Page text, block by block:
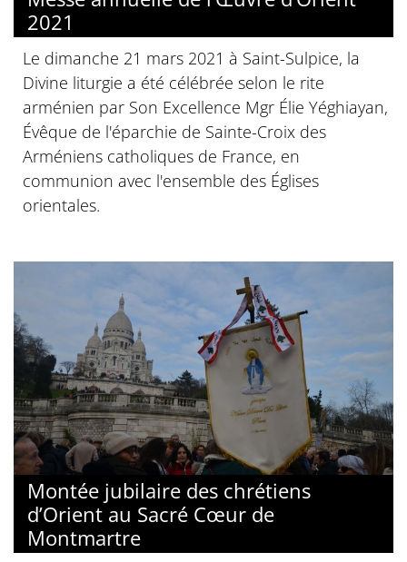
2021
Le dimanche 21 mars 2021 à Saint-Sulpice, la
Divine liturgie a été célébrée selon le rite
arménien par Son Excellence Mgr Élie Yéghiayan,
Évêque de l'éparchie de Sainte-Croix des
Arméniens catholiques de France, en
communion avec l'ensemble des Églises
orientales.
Montée jubilaire des chrétiens
d’Orient au Sacré Cœur de
Montmartre